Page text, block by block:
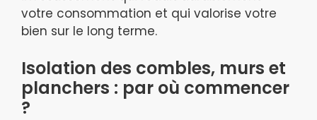
votre consommation et qui valorise votre
bien sur le long terme.
Isolation des combles, murs et
planchers : par où commencer
?